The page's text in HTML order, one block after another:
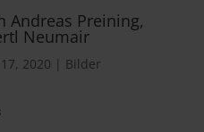
Andreas Preining,
Neumair
2020 | Bilder